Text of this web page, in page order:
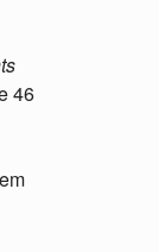
46